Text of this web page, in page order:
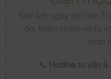
Đặt lịch ngay tại
da, thăm khám và tư
toàn
📞 Hotline tư vấn &